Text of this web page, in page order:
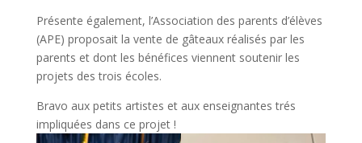
Présente également, l’Association des parents d’élèves
(APE) proposait la vente de gâteaux réalisés par les
parents et dont les bénéfices viennent soutenir les
projets des trois écoles.
Bravo aux petits artistes et aux enseignantes trés
impliquées dans ce projet !